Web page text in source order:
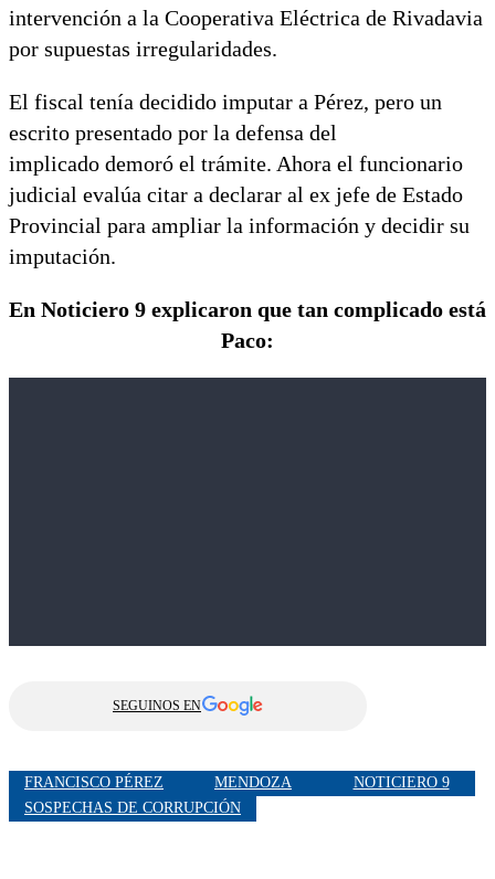
intervención a la Cooperativa Eléctrica de Rivadavia
por supuestas irregularidades.
El fiscal tenía decidido imputar a Pérez, pero un
escrito presentado por la defensa del
implicado demoró el trámite. Ahora el funcionario
judicial evalúa citar a declarar al ex jefe de Estado
Provincial para ampliar la información y decidir su
imputación.
En Noticiero 9 explicaron que tan complicado está
Paco:
SEGUINOS EN
FRANCISCO PÉREZ MENDOZA
NOTICIERO 9
SOSPECHAS DE CORRUPCIÓN